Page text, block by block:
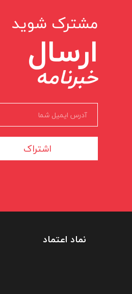
مشترک شوید
ارسال
خبرنامه
اشتراک
نماد اعتماد